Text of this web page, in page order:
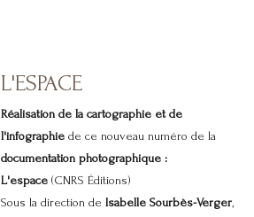
L'ESPACE
Réalisation de la cartographie et de
l'infographiede ce nouveau numéro de la
documentation photographique :
L'espace(CNRS Éditions)
Sous la direction de Isabelle Sourbès-Verger,